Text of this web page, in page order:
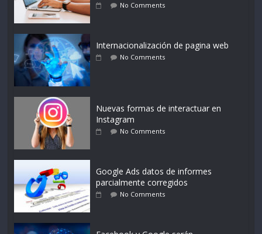
No Comments
Internacionalización de pagina web
No Comments
Nuevas formas de interactuar en
Instagram
No Comments
Google Ads datos de informes
parcialmente corregidos
No Comments